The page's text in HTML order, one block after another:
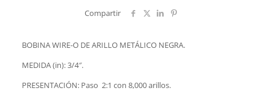
Compartir
BOBINA WIRE-O DE ARILLO METÁLICO NEGRA.
MEDIDA (in): 3/4″.
PRESENTACIÓN: Paso 2:1 con 8,000 arillos.